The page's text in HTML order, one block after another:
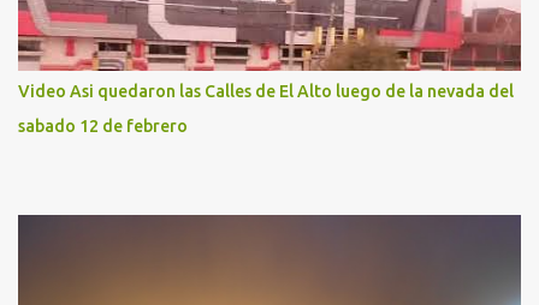
Video Asi quedaron las Calles de El Alto luego de la nevada del
sabado 12 de febrero